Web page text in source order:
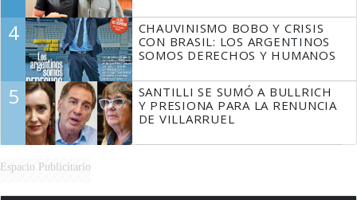
4
CHAUVINISMO BOBO Y CRISIS
CON BRASIL: LOS ARGENTINOS
SOMOS DERECHOS Y HUMANOS
5
SANTILLI SE SUMÓ A BULLRICH
Y PRESIONA PARA LA RENUNCIA
DE VILLARRUEL
Espacio Publicitario